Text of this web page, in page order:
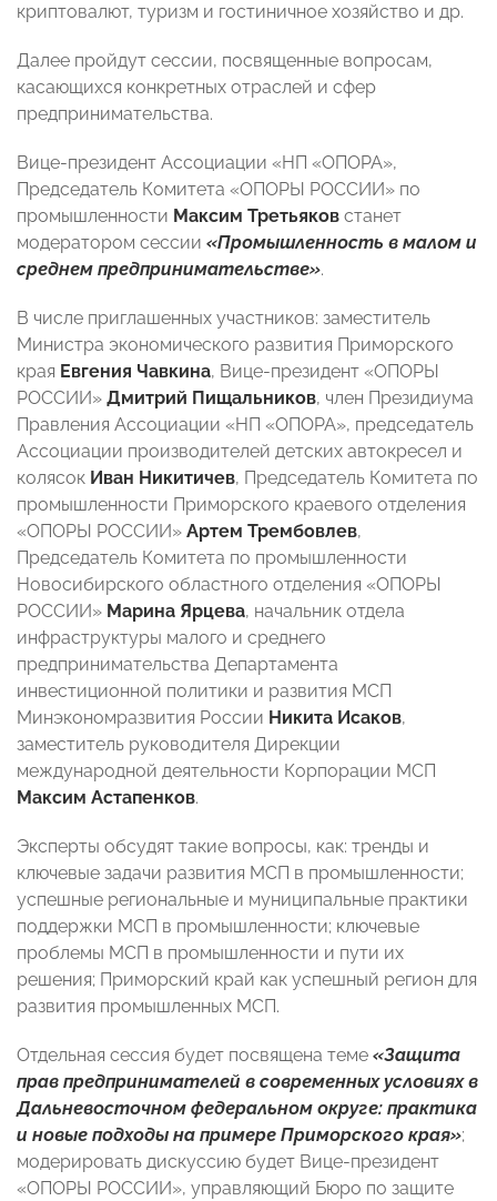
криптовалют, туризм и гостиничное хозяйство и др.
Далее пройдут сессии, посвященные вопросам,
касающихся конкретных отраслей и сфер
предпринимательства.
Вице-президент Ассоциации «НП «ОПОРА»,
Председатель Комитета «ОПОРЫ РОССИИ» по
промышленности Максим Третьяков станет
модератором сессии «Промышленность в малом и
среднем предпринимательстве».
В числе приглашенных участников: заместитель
Министра экономического развития Приморского
края Евгения Чавкина, Вице-президент «ОПОРЫ
РОССИИ» Дмитрий Пищальников, член Президиума
Правления Ассоциации «НП «ОПОРА», председатель
Ассоциации производителей детских автокресел и
колясок Иван Никитичев, Председатель Комитета по
промышленности Приморского краевого отделения
«ОПОРЫ РОССИИ» Артем Трембовлев,
Председатель Комитета по промышленности
Новосибирского областного отделения «ОПОРЫ
РОССИИ» Марина Ярцева, начальник отдела
инфраструктуры малого и среднего
предпринимательства Департамента
инвестиционной политики и развития МСП
Минэкономразвития России Никита Исаков,
заместитель руководителя Дирекции
международной деятельности Корпорации МСП
Максим Астапенков.
Эксперты обсудят такие вопросы, как: тренды и
ключевые задачи развития МСП в промышленности;
успешные региональные и муниципальные практики
поддержки МСП в промышленности; ключевые
проблемы МСП в промышленности и пути их
решения; Приморский край как успешный регион для
развития промышленных МСП.
Отдельная сессия будет посвящена теме «Защита
прав предпринимателей в современных условиях в
Дальневосточном федеральном округе: практика
и новые подходы на примере Приморского края»;
модерировать дискуссию будет Вице-президент
«ОПОРЫ РОССИИ», управляющий Бюро по защите